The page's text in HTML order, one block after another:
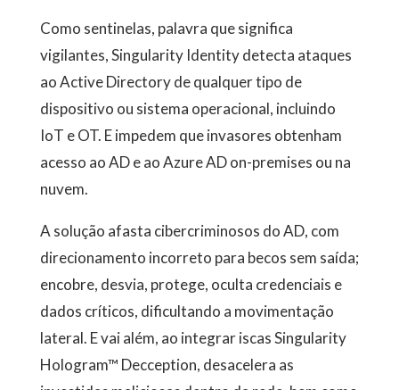
Como sentinelas, palavra que significa
vigilantes, Singularity Identity detecta ataques
ao Active Directory de qualquer tipo de
dispositivo ou sistema operacional, incluindo
IoT e OT. E impedem que invasores obtenham
acesso ao AD e ao Azure AD on-premises ou na
nuvem.
A solução afasta cibercriminosos do AD, com
direcionamento incorreto para becos sem saída;
encobre, desvia, protege, oculta credenciais e
dados críticos, dificultando a movimentação
lateral. E vai além, ao integrar iscas Singularity
Hologram™ Decception, desacelera as